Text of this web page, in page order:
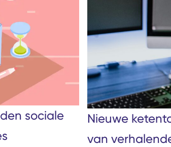
sociale
Nieuwe
van